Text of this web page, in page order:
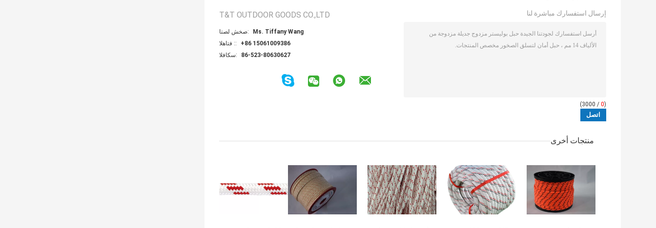
T&T OUTDOOR GOODS CO.,LTD
اتصل شخص:
Ms. Tiffany Wang
الهاتف ::
+86 15061009386
الفاكس:
86-523-80630627
إرسال استفسارك مباشرة لنا
(
0
/ 3000)
منتجات أخرى